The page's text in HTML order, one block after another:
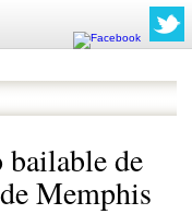
de
Memphis